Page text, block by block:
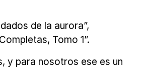
de la aurora”,
Tomo 1”.
y para nosotros ese es un